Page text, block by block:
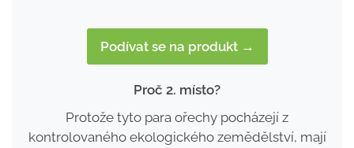
Podívat se na produkt →
Proč 2. místo?
Protože tyto para ořechy pocházejí z
kontrolovaného ekologického zemědělství, mají